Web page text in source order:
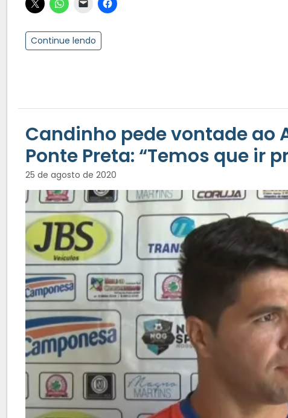
Continue lendo
Candinho pede vontade ao
Ponte Preta: “Temos que ir
25 de agosto de 2020